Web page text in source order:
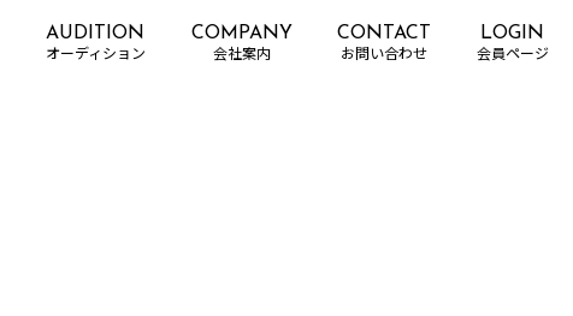
AUDITION COMPANY CONTACT LOGIN